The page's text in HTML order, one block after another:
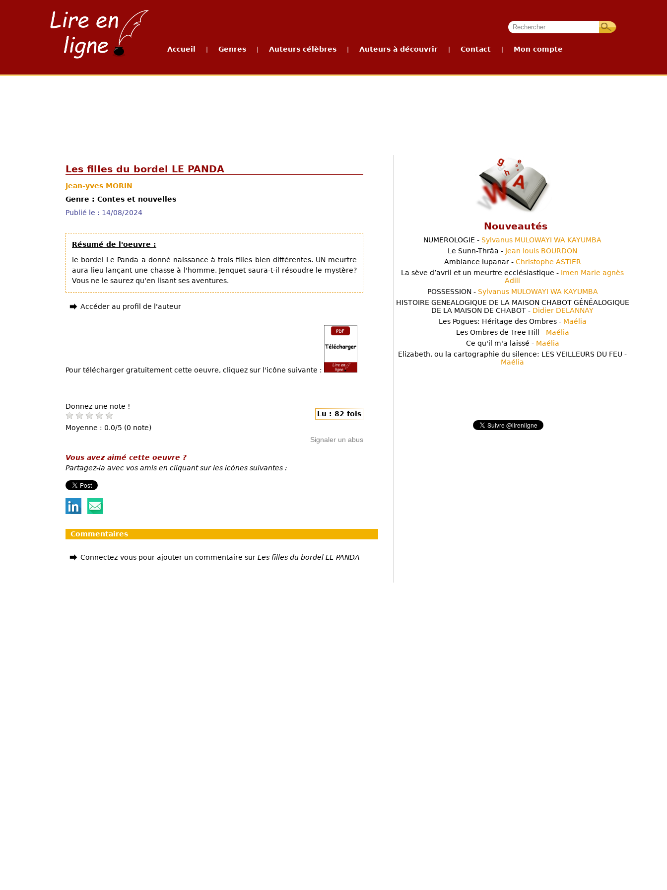
Accueil Genres Auteurs célèbres Auteurs à découvrir Contact Mon compte
Les filles du bordel LE PANDA
Jean-yves MORIN
Genre : Contes et nouvelles
Publié le : 14/08/2024
Résumé de l'oeuvre :
le bordel Le Panda a donné naissance à trois filles bien différentes. UN meurtre
aura lieu lançant une chasse à l'homme. Jenquet saura-t-il résoudre le mystère?
Vous ne le saurez qu'en lisant ses aventures.
Accéder au profil de l'auteur
Pour télécharger gratuitement cette oeuvre, cliquez sur l'icône suivante :
Donnez une note !
Moyenne : 0.0/5 (0 note)
Lu : 82 fois
Signaler un abus
Vous avez aimé cette oeuvre ?
Partagez-la avec vos amis en cliquant sur les icônes suivantes :
Commentaires
Connectez-vous pour ajouter un commentaire sur Les filles du bordel LE PANDA
Nouveautés
NUMEROLOGIE - Sylvanus MULOWAYI WA KAYUMBA
Le Sunn-Thrâa - Jean louis BOURDON
Ambiance lupanar - Christophe ASTIER
La sève d’avril et un meurtre ecclésiastique - Imen Marie agnès
Adili
POSSESSION - Sylvanus MULOWAYI WA KAYUMBA
HISTOIRE GENEALOGIQUE DE LA MAISON CHABOT GÉNÉALOGIQUE
DE LA MAISON DE CHABOT - Didier DELANNAY
Les Pogues: Héritage des Ombres - Maélia
Les Ombres de Tree Hill - Maélia
Ce qu'il m'a laissé - Maélia
Elizabeth, ou la cartographie du silence: LES VEILLEURS DU FEU -
Maélia